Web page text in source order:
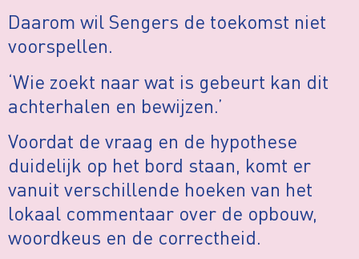
Daarom wil Sengers de toekomst niet
voorspellen.
‘Wie zoekt naar wat is gebeurt kan dit
achterhalen en bewijzen.’
Voordat de vraag en de hypothese
duidelijk op het bord staan, komt er
vanuit verschillende hoeken van het
lokaal commentaar over de opbouw,
woordkeus en de correctheid.